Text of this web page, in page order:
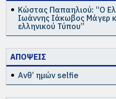
Κώστας Παπαηλιού: “Ο
Ιωάννης Ιάκωβος Μάγερ
ελληνικού Τύπου”
ΑΠΟΨΕΙΣ
Ανθ’ ημών selfie